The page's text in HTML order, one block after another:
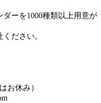
ーを1000種類以上用意が
ださい。
お休み）